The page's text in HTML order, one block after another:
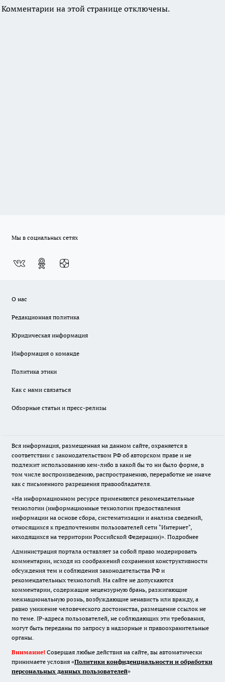
Комментарии на этой странице отключены.
Мы в социальных сетях
О нас
Редакционная политика
Юридическая информация
Информация о команде
Политика этики
Как с нами связаться
Обзорные статьи и пресс-релизы
Вся информация, размещенная на данном сайте, охраняется в
соответствии с законодательством РФ об авторском праве и не
подлежит использованию кем-либо в какой бы то ни было форме, в
том числе воспроизведению, распространению, переработке не иначе
как с письменного разрешения правообладателя.
«На информационном ресурсе применяются рекомендательные
технологии (информационные технологии предоставления
информации на основе сбора, систематизации и анализа сведений,
относящихся к предпочтениям пользователей сети "Интернет",
находящихся на территории Российской Федерации)». Подробнее
Администрация портала оставляет за собой право модерировать
комментарии, исходя из соображений сохранения конструктивности
обсуждения тем и соблюдения законодательства РФ и
рекомендательных технологий. На сайте не допускаются
комментарии, содержащие нецензурную брань, разжигающие
межнациональную рознь, возбуждающие ненависть или вражду, а
равно унижение человеческого достоинства, размещение ссылок не
по теме. IP-адреса пользователей, не соблюдающих эти требования,
могут быть переданы по запросу в надзорные и правоохранительные
органы.
Внимание! Совершая любые действия на сайте, вы автоматически
принимаете условия «Политики конфиденциальности и обработки
персональных данных пользователей»